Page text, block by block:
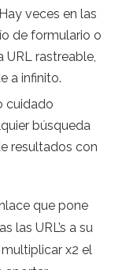
Hay veces en las
de formulario o
URL rastreable,
a infinito.
cuidado
búsqueda
resultados con
que pone
las URL’s a su
x2 el